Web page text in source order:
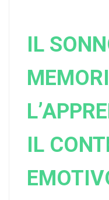
IL
IL